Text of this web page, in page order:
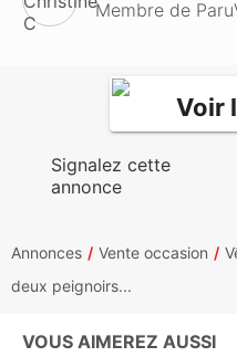
Membre de
Voir
Signalez cette
annonce
Annonces Vente occasion
deux peignoirs...
VOUS AIMEREZ AUSSI